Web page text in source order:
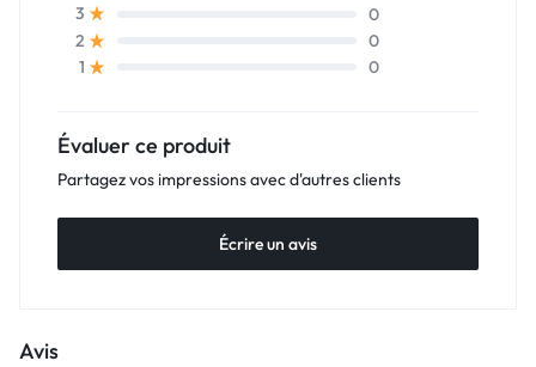
3
0
2
0
1
0
Évaluer ce produit
Partagez vos impressions avec d'autres clients
Écrire un avis
Avis